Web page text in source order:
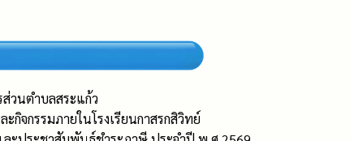
วนตำบลสระแก้ว
กิจกรรมภายในโรงเรียนกาสรกสิวิทย์